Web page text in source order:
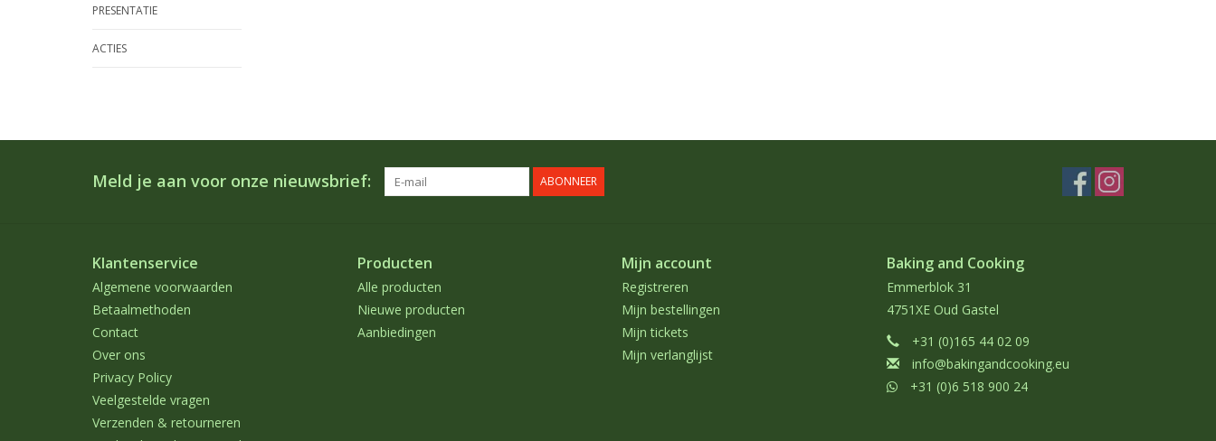
PRESENTATIE
ACTIES
Meld je aan voor onze nieuwsbrief: ABONNEER
Klantenservice
Algemene voorwaarden
Betaalmethoden
Contact
Over ons
Privacy Policy
Veelgestelde vragen
Verzenden & retourneren
Producten
Alle producten
Nieuwe producten
Aanbiedingen
Mijn account
Registreren
Mijn bestellingen
Mijn tickets
Mijn verlanglijst
Baking and Cooking
Emmerblok 31
4751XE Oud Gastel
+31 (0)165 44 02 09
info@bakingandcooking.eu
+31 (0)6 518 900 24